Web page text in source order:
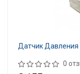
Датчик Давления
0